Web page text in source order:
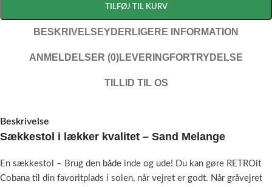
TILFØJ TIL KURV
BESKRIVELSEYDERLIGERE INFORMATION
ANMELDELSER (0)LEVERINGFORTRYDELSE
TILLID TIL OS
Beskrivelse
Sækkestol i lækker kvalitet – Sand Melange
En sækkestol – Brug den både inde og ude! Du kan gøre RETROit
Cobana til din favoritplads i solen, når vejret er godt. Når gråvejret